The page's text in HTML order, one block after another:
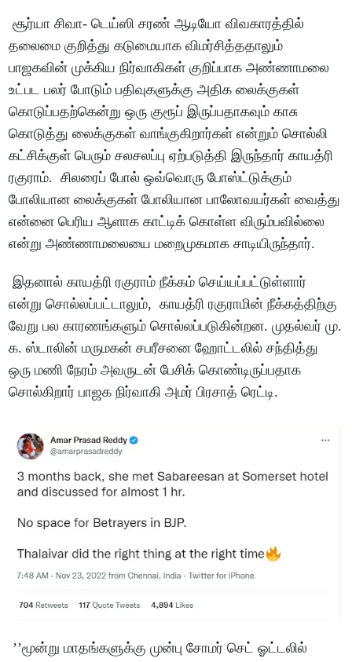
சூர்யா சிவா- டெய்ஸி சரண் ஆடியோ விவகாரத்தில்
தலைமை குறித்து கடுமையாக விமர்சித்ததாலும்
பாஜகவின் முக்கிய நிர்வாகிகள் குறிப்பாக அண்ணாமலை
உட்பட பலர் போடும் பதிவுகளுக்கு அதிக லைக்குகள்
கொடுப்பதற்கென்று ஒரு குரூப் இருப்பதாகவும் காசு
கொடுத்து லைக்குகள் வாங்குகிறார்கள் என்றும் சொல்லி
கட்சிக்குள் பெரும் சலசலப்பு ஏற்படுத்தி இருந்தார் காயத்ரி
ரகுராம். சிலரைப் போல் ஒவ்வொரு போஸ்ட்டுக்கும்
போலியான லைக்குகள் போலியான பாலோவயர்கள் வைத்து
என்னை பெரிய ஆளாக காட்டிக் கொள்ள விரும்பவில்லை
என்று அண்ணாமலையை மறைமுகமாக சாடியிருந்தார்.
இதனால் காயத்ரி ரகுராம் நீக்கம் செய்யப்பட்டுள்ளார்
என்று சொல்லப்பட்டாலும், காயத்ரி ரகுராமின் நீக்கத்திற்கு
வேறு பல காரணங்களும் சொல்லப்படுகின்றன. முதல்வர் மு.
க. ஸ்டாலின் மருமகன் சபரீசனை ஹோட்டலில் சந்தித்து
ஒரு மணி நேரம் அவருடன் பேசிக் கொண்டிருப்பதாக
சொல்கிறார் பாஜக நிர்வாகி அமர் பிரசாத் ரெட்டி.
’’மூன்று மாதங்களுக்கு முன்பு சோமர் செட் ஓட்டலில்